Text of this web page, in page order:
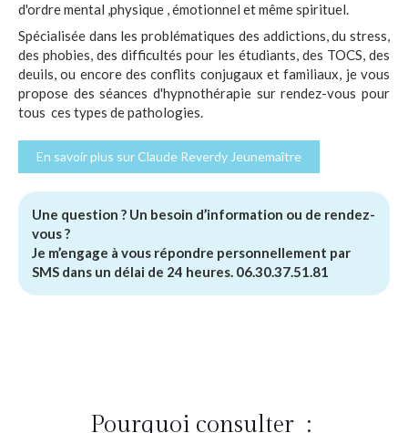
d'ordre mental ,physique , émotionnel et même spirituel.
Spécialisée dans les problématiques des addictions, du stress,
des phobies, des difficultés pour les étudiants, des TOCS, des
deuils, ou encore des conflits conjugaux et familiaux, je vous
propose des séances d'hypnothérapie sur rendez-vous pour
tous ces types de pathologies.
En savoir plus sur Claude Reverdy Jeunemaître
Une question ? Un besoin d’information ou de rendez-
vous ?
Je m’engage à vous répondre personnellement par
SMS dans un délai de 24 heures. 06.30.37.51.81
Pourquoi consulter :